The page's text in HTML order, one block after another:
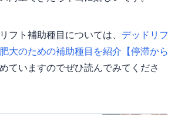
フト補助種目については、 デッドリフ
大のための補助種目を紹介【停滞から
ていますのでぜひ読んでみてくださ